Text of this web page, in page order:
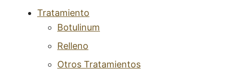
Tratamiento
Botulinum
Relleno
Otros Tratamientos